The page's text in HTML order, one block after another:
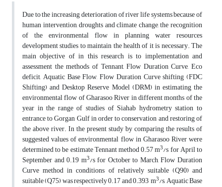
Due to the increasing deterioration of river life systems because of
human intervention, droughts and climate change, the recognition
of the environmental flow in planning water resources
development studies to maintain the health of it is necessary. The
main objective of in this research is to implementation and
assessment the methods of Tennant, Flow Duration Curve, Eco
deficit, Aquatic Base Flow, Flow Duration Curve shifting (FDC
Shifting) and Desktop Reserve Model (DRM) in estimating the
environmental flow of Gharasoo River in different months of the
year in the range of studies of Siahab hydrometry station to
entrance to Gorgan Gulf in order to conservation and restoring of
the above river. In the present study by comparing the results of
suggested values of environmental flow in Gharasoo River were
determined to be estimate Tennant method 0.57 m3/s for April to
September and 0.19 m3/s for October to March, Flow Duration
Curve method in conditions of relatively suitable (Q90) and
suitable (Q75) was respectively 0.17 and 0.393 m3/s, Aquatic Base